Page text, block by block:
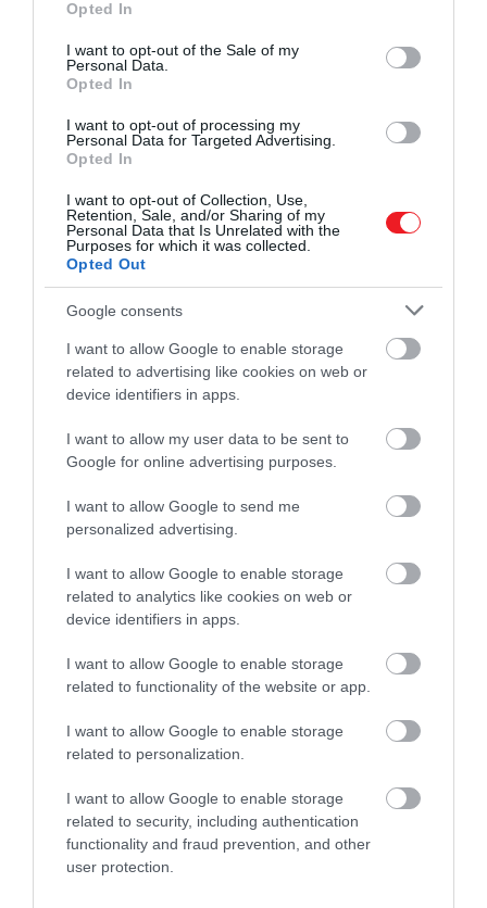
use your data for below specified purposes in below Google
consent section.
Opted In
I want to opt-out of the Sale of my
Personal Data.
Opted In
I want to opt-out of processing my
Personal Data for Targeted Advertising.
Opted In
I want to opt-out of Collection, Use,
Retention, Sale, and/or Sharing of my
Personal Data that Is Unrelated with the
Purposes for which it was collected.
Opted Out
Google consents
I want to allow Google to enable storage
related to advertising like cookies on web or
device identifiers in apps.
I want to allow my user data to be sent to
Google for online advertising purposes.
I want to allow Google to send me
personalized advertising.
I want to allow Google to enable storage
related to analytics like cookies on web or
device identifiers in apps.
I want to allow Google to enable storage
related to functionality of the website or app.
I want to allow Google to enable storage
related to personalization.
I want to allow Google to enable storage
related to security, including authentication
functionality and fraud prevention, and other
user protection.
Bár a koronázás másodpercre pontosan meg volt
szervezve, ennek ellenére történt egy kis csúszás,
amikor a király hamarabb érkezett meg a helyszínre,
mint Vilmos herceg és családja. Károlynak néhány
tetszett neki.
Hihetetlen, hogy ennyi ideig
tart, és dühös vagyok, mert itt
ülök és csak öregszem
– mondta a király.
KULTÚRA KAMILLA KIRÁLYNÉ
KÁROLY KIRÁLY KORONÁZÁS
2026. JÚLIUS 19. ● KULTÚRA
A magyar dal, amit világszerte az
öngyilkosok…
2026. JÚLIUS 9. ● KULTÚRA
Anglia királynéja lehetett volna, de még a